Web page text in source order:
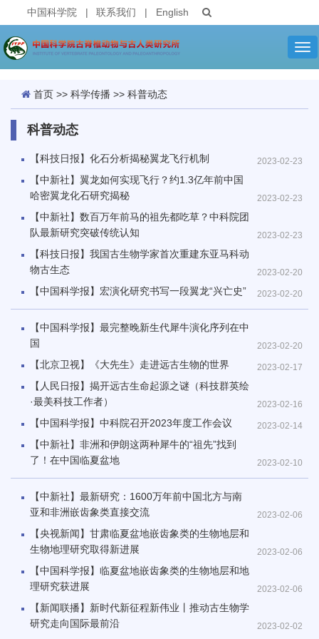
中国科学院 | 联系我们 | English
首页 >> 科学传播 >> 科普动态
科普动态
2023-02-23
【科技日报】化石分析揭秘翼龙飞行机制
2023-02-23
【中新社】翼龙如何实现飞行？约1.3亿年前中国
哈密翼龙化石研究揭秘
2023-02-23
【中新社】数百万年前马的祖先都吃草？中科院团
队最新研究突破传统认知
2023-02-20
【科技日报】我国古生物学家首次重建东亚马科动
物古生态
2023-02-20
【中国科学报】宏演化研究书写一段翼龙“兴亡史”
2023-02-20
【中国科学报】最完整晚新生代犀牛演化序列在中
国
2023-02-17
【北京卫视】《大先生》走进远古生物的世界
2023-02-16
【人民日报】揭开远古生命起源之谜（科技群英绘
·最美科技工作者）
2023-02-14
【中国科学报】中科院召开2023年度工作会议
2023-02-10
【中新社】非洲和伊朗这两种犀牛的“祖先”找到
了！在中国临夏盆地
2023-02-06
【中新社】最新研究：1600万年前中国北方与南
亚和非洲嵌齿象类直接交流
2023-02-06
【央视新闻】甘肃临夏盆地嵌齿象类的生物地层和
生物地理研究取得新进展
2023-02-06
【中国科学报】临夏盆地嵌齿象类的生物地层和地
理研究获进展
2023-02-02
【新闻联播】新时代新征程新伟业丨推动古生物学
研究走向国际最前沿